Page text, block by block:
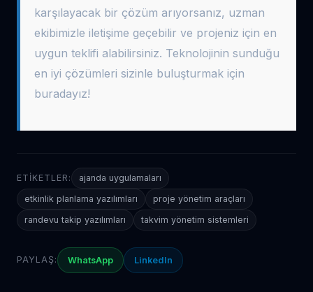
karşılayacak bir çözüm arıyorsanız, uzman
ekibimizle iletişime geçebilir ve projeniz için en
uygun teklifi alabilirsiniz. Teknolojinin sunduğu
en iyi çözümleri sizinle buluşturmak için
buradayız!
ETIKETLER:
ajanda uygulamaları
etkinlik planlama yazılımları
proje yönetim araçları
randevu takip yazılımları
takvim yönetim sistemleri
PAYLAŞ: WhatsApp LinkedIn